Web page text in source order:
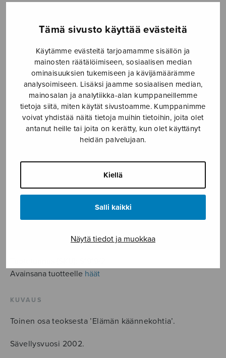
Tämä sivusto käyttää evästeitä
Käytämme evästeitä tarjoamamme sisällön ja
mainosten räätälöimiseen, sosiaalisen median
ominaisuuksien tukemiseen ja kävijämäärämme
analysoimiseen. Lisäksi jaamme sosiaalisen median,
mainosalan ja analytiikka-alan kumppaneillemme
tietoja siitä, miten käytät sivustoamme. Kumppanimme
voivat yhdistää näitä tietoja muihin tietoihin, joita olet
antanut heille tai joita on kerätty, kun olet käyttänyt
heidän palvelujaan.
Kiellä
Salli kaikki
Näytä tiedot ja muokkaa
Häät
määrä
Avainsana tuotteelle häät
KUVAUS
Toinen osa teoksesta ’Elämän käännekohtia’.
Sävellysvuosi 2002.